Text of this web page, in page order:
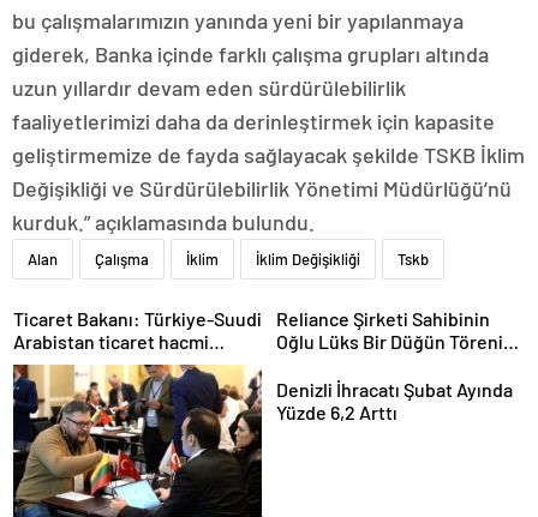
bu çalışmalarımızın yanında yeni bir yapılanmaya
giderek, Banka içinde farklı çalışma grupları altında
uzun yıllardır devam eden sürdürülebilirlik
faaliyetlerimizi daha da derinleştirmek için kapasite
geliştirmemize de fayda sağlayacak şekilde TSKB İklim
Değişikliği ve Sürdürülebilirlik Yönetimi Müdürlüğü’nü
kurduk.” açıklamasında bulundu.
Alan Çalışma İklim İklim Değişikliği Tskb
Ticaret Bakanı: Türkiye-Suudi
Arabistan ticaret hacmi
artacak
Reliance Şirketi Sahibinin
Oğlu Lüks Bir Düğün Töreni
Denizli İhracatı Şubat Ayında
Yüzde 6,2 Arttı